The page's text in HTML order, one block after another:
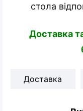
стола
Доставка
Доставка